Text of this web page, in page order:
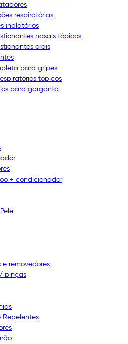
respiratórias
inalatórios
nasais tópicos
orais
para gripes
tópicos
para garganta
+ condicionador
e removedores
pinças
Repelentes